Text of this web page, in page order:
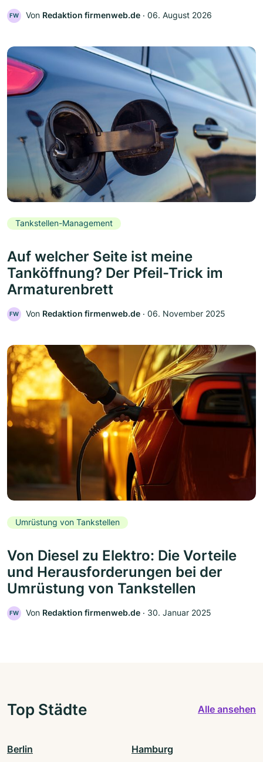
FW Von Redaktion firmenweb.de ‧ 06. August 2026
Tankstellen-Management
Auf welcher Seite ist meine
Tanköffnung? Der Pfeil-Trick im
Armaturenbrett
FW Von Redaktion firmenweb.de ‧ 06. November 2025
Umrüstung von Tankstellen
Von Diesel zu Elektro: Die Vorteile
und Herausforderungen bei der
Umrüstung von Tankstellen
FW Von Redaktion firmenweb.de ‧ 30. Januar 2025
Top Städte Alle ansehen
Berlin Hamburg